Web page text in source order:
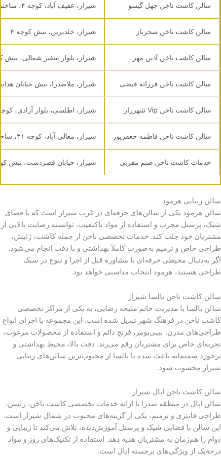
سالن کاشت ناخن چهل گیسو شیراز، عفیف آباد، کوچه ۴، ساختمان استاربن، طبقه دوم
سالن کاشت ناخن سحرناز شیراز، خلدبرین، نبش کوچه ۴
سالن کاشت ناخن آذین مهر شیراز، بلوار سفیر شمالی، نبش
سالن کاشت ناخن فرزانه فیضی شیراز، ملاصدرا، نبش خیابان هدایت،
سالن کاشت ناخن Vip شهرراز شیراز، اطلسی، بلوار آزادی، کوچه ۶، ساختمان کیان سنتر، طبقه
سالن کاشت ناخن فاطمه جعفرپور شیراز، معالی آباد، کوچه ۳۱، ساختمان اوتانا، طبقه ۶، واحد ۶۰۴
خدمات کاشت ناخن صنم مقربی شیراز، خیابان قصردشت، نبش کوچه ۹۹، ساختمان سامیار،
سالن زیبایی هرمود
سالن هرمود یکی از سالن‌های حرفه‌ای در غرب شیراز است که با فضای
شیک، پرسنل مجرب و استفاده از مواد باکیفیت، توانسته رضایت بالایی از
مشتریان خود جلب کند. خدمات تخصصی ناخن از جمله کاشت، ژلیش،
طراحی خاص و ترمیم به‌صورت کاملاً بهداشتی و با دقت انجام می‌شود.
اگر به‌دنبال محیطی حرفه‌ای با مشاوره قبل از اجرا و تنوع در سبک
طراحی هستید، هرمود انتخاب مناسبی خواهد بود.
سالن کاشت ناخن بالسا شیراز
سالن بالسا با مدیریت خانم ملیحه رضایی، به یکی از مراکز تخصصی
کاشت ناخن در فرهنگ شهر تبدیل شده است. این مجموعه با اجرای انواع
طراحی‌های مدرن، بیبی‌بومر، فرنچ دائم و استفاده از محصولات مرغوب،
تجربه‌ای خاص برای مشتریان رقم می‌زند. دقت بالا، محیط بهداشتی و
برخورد صمیمانه باعث شده تا بالسا از محبوب‌ترین سالن‌های زیبایی
شیراز محسوب شود.
سالن کاشت ناخن اپال شیراز
سالن اپال در منطقه صدرا با ارائه خدمات تخصصی کاشت ناخن، ژلیش،
طراحی فانتزی و ترمیم، یکی از گزینه‌های محبوب در شمال شیراز است.
این سالن با فضایی شیک و پرسنل آموزش‌دیده، تلاش می‌کند تا زیبایی و
دوام را هم‌زمان به مشتریان هدیه دهد. استفاده از تکنیک‌های روز و مواد
درجه‌یک از ویژگی‌های برجسته اپال است.